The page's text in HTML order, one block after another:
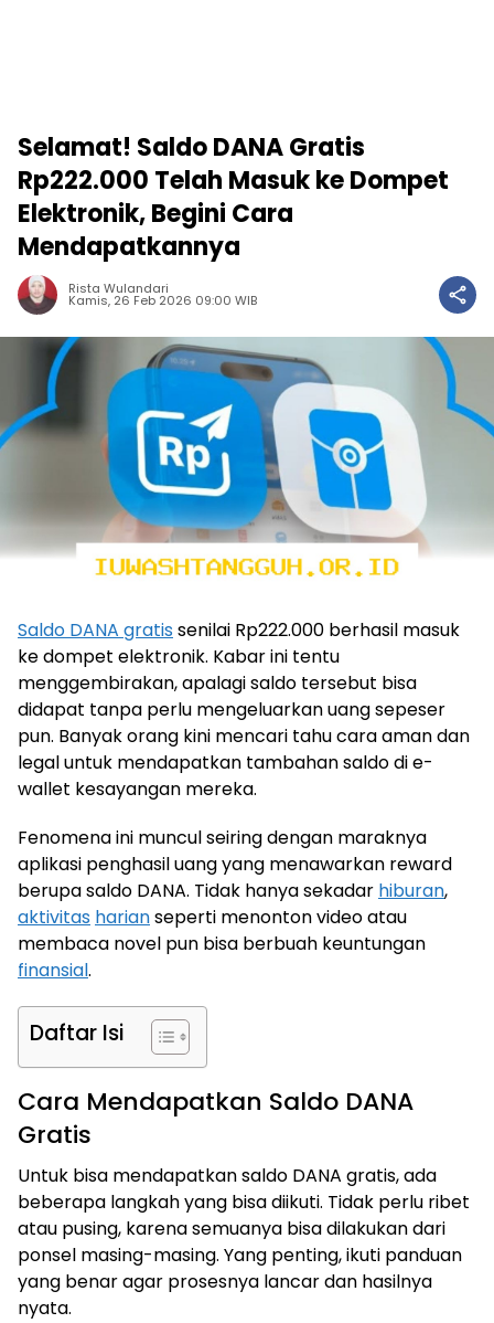
Selamat! Saldo DANA Gratis
Rp222.000 Telah Masuk ke Dompet
Elektronik, Begini Cara
Mendapatkannya
Rista Wulandari
Kamis, 26 Feb 2026 09:00 WIB
Saldo DANA gratis senilai Rp222.000 berhasil masuk
ke dompet elektronik. Kabar ini tentu
menggembirakan, apalagi saldo tersebut bisa
didapat tanpa perlu mengeluarkan uang sepeser
pun. Banyak orang kini mencari tahu cara aman dan
legal untuk mendapatkan tambahan saldo di e-
wallet kesayangan mereka.
Fenomena ini muncul seiring dengan maraknya
aplikasi penghasil uang yang menawarkan reward
berupa saldo DANA. Tidak hanya sekadar hiburan,
aktivitas harianseperti menonton video atau
membaca novel pun bisa berbuah keuntungan
finansial.
Daftar Isi
Cara Mendapatkan Saldo DANA
Gratis
Untuk bisa mendapatkan saldo DANA gratis, ada
beberapa langkah yang bisa diikuti. Tidak perlu ribet
atau pusing, karena semuanya bisa dilakukan dari
ponsel masing-masing. Yang penting, ikuti panduan
yang benar agar prosesnya lancar dan hasilnya
nyata.